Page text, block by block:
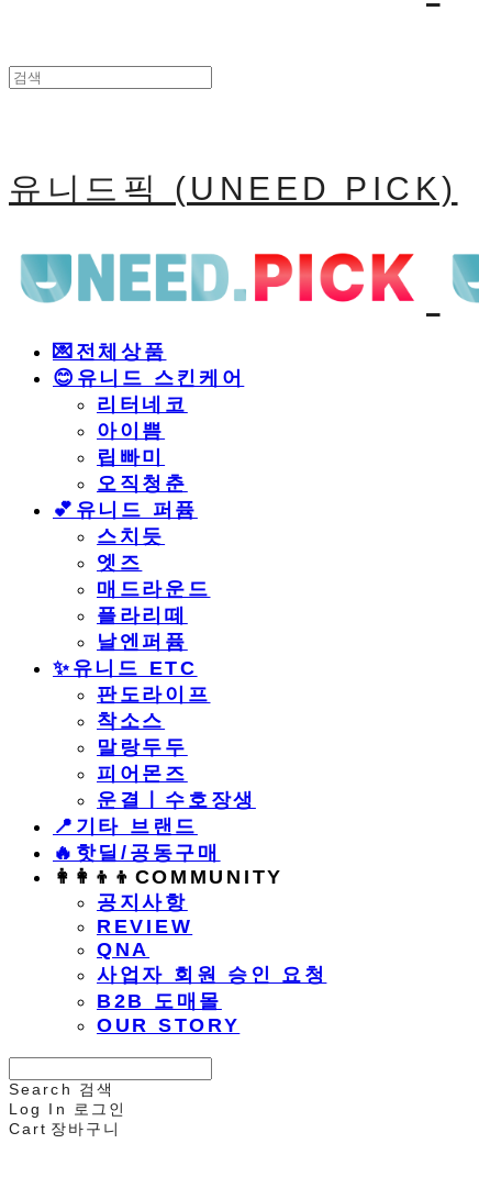
유니드픽 (UNEED PICK)
💌전체상품
😊유니드 스킨케어
리터네코
아이쁨
립빠미
오직청춘
💕유니드 퍼퓸
스치듯
엣즈
매드라운드
플라리떼
날엔퍼퓸
​✨유니드 ETC
판도라이프
착소스
말랑두두
피어몬즈
운결ㅣ수호장생
📍기타 브랜드
🔥핫딜/공동구매
👩‍👩‍👦‍👦COMMUNITY
공지사항
REVIEW
QNA
사업자 회원 승인 요청
B2B 도매몰
OUR STORY
Search
검색
Log In
로그인
Cart 장바구니